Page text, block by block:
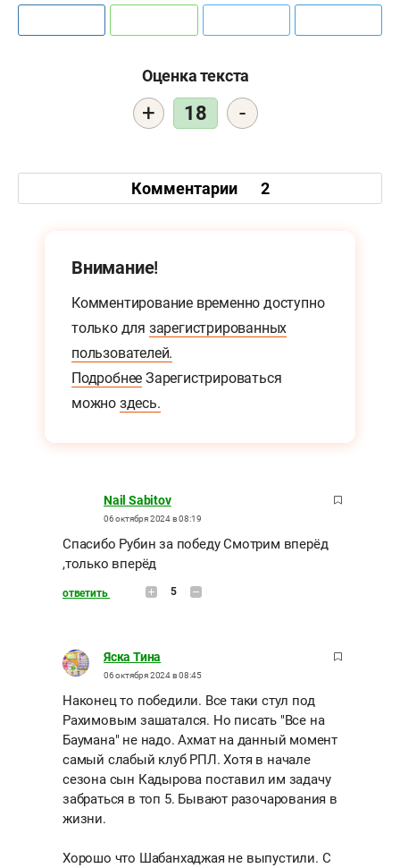
Оценка текста
+ 18 -
Комментарии 2
Внимание!
Комментирование временно доступно
только для зарегистрированных
пользователей.
Подробнее Зарегистрироваться
можно здесь.
Nail Sabitov
06 октября 2024 в 08:19
Спасибо Рубин за победу Смотрим вперёд
,только вперёд
ответить 5
Яска Тина
06 октября 2024 в 08:45
Наконец то победили. Все таки стул под
Рахимовым зашатался. Но писать "Все на
Баумана" не надо. Ахмат на данный момент
самый слабый клуб РПЛ. Хотя в начале
сезона сын Кадырова поставил им задачу
забраться в топ 5. Бывают разочарования в
жизни.
Хорошо что Шабанхаджая не выпустили. С